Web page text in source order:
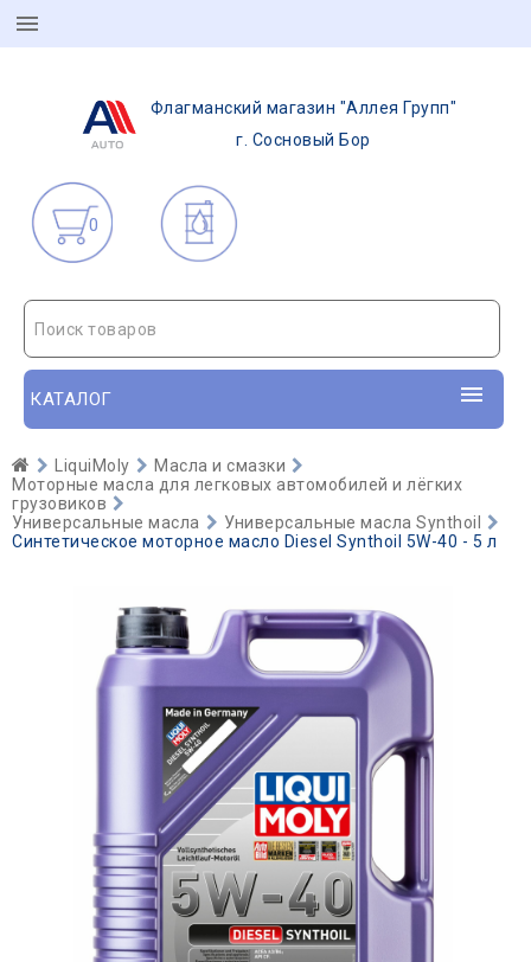
Флагманский магазин "Аллея Групп"
г. Сосновый Бор
0
Поиск товаров
КАТАЛОГ
LiquiMoly
Масла и смазки
Моторные масла для легковых автомобилей и лёгких
грузовиков
Универсальные масла
Универсальные масла Synthoil
Синтетическое моторное масло Diesel Synthoil 5W-40 - 5 л